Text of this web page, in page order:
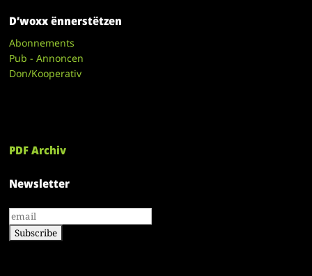
D’woxx ënnerstëtzen
Abonnements
Pub - Annoncen
Don/Kooperativ
PDF Archiv
Newsletter